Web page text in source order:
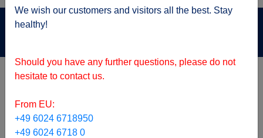
Актуальная информация о короне вирусе
ТОП предложения
We wish our customers and visitors all the best. Stay
healthy!
Should you have any further questions, please do not
hesitate to contact us.
From EU:
+49 6024 6718950
+49 6024 6718 0